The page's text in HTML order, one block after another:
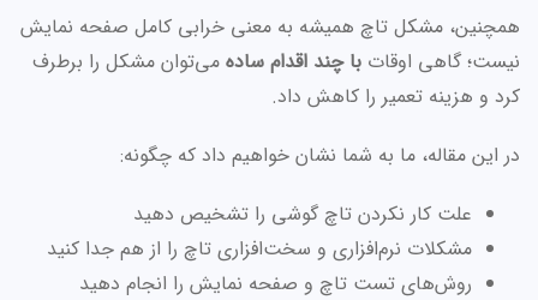
همچنین، مشکل تاچ همیشه به معنی خرابی کامل صفحه نمایش
نیست؛ گاهی اوقات با چند اقدام ساده می‌توان مشکل را برطرف
کرد و هزینه تعمیر را کاهش داد.
در این مقاله، ما به شما نشان خواهیم داد که چگونه:
علت کار نکردن تاچ گوشی را تشخیص دهید
مشکلات نرم‌افزاری و سخت‌افزاری تاچ را از هم جدا کنید
روش‌های تست تاچ و صفحه نمایش را انجام دهید